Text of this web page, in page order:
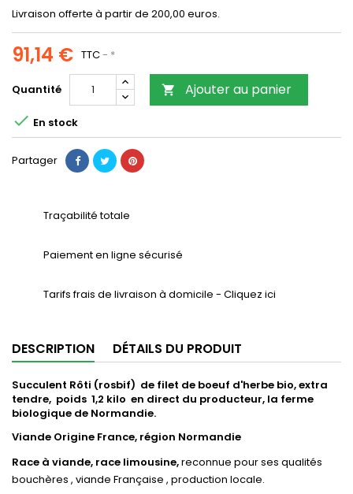
Livraison offerte à partir de 200,00 euros.
91,14 € TTC *
Quantité  Ajouter au panier
 En stock
Partager
Traçabilité totale
Paiement en ligne sécurisé
Tarifs frais de livraison à domicile - Cliquez ici
DESCRIPTION DÉTAILS DU PRODUIT
Succulent Rôti (rosbif) de filet de boeuf d'herbe bio, extra
tendre, poids 1,2 kilo en direct du producteur, la ferme
biologique de Normandie.
Viande Origine France, région Normandie
Race à viande, race limousine,reconnue pour ses qualités
bouchères , viande Française , production locale.